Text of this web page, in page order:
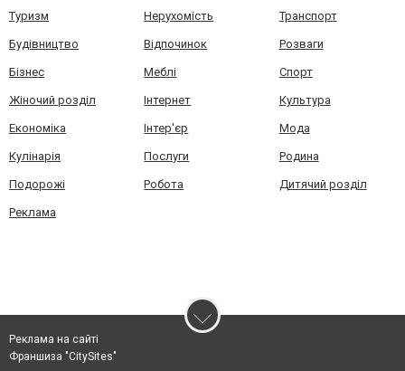
Туризм Нерухомість Транспорт
Будівництво Відпочинок Розваги
Бізнес Меблі Спорт
Жіночий розділ Інтернет Культура
Економіка Інтер'єр Мода
Кулінарія Послуги Родина
Подорожі Робота Дитячий розділ
Реклама
Реклама на сайті
Франшиза "CitySites"